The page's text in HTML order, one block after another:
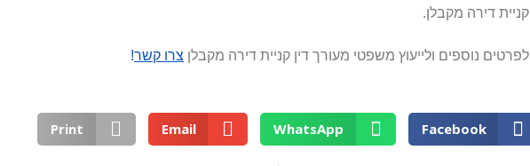
קניית דירה מקבלן.
לפרטים נוספים ולייעוץ משפטי מעורך דין קניית דירה מקבלן צרו קשר!
Facebook
WhatsApp
Email
Print